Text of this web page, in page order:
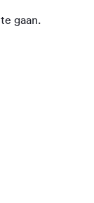
gaan.